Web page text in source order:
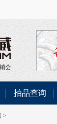
会
拍品查询
>